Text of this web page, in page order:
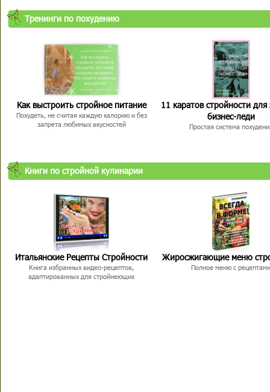
Тренинги по похудению
Как выстроить стройное питание
Похудеть, не считая каждую калорию и без
запрета любимых вкусностей
11 каратов стройности для
бизнес-леди
Простая система
Книги по стройной кулинарии
Итальянские Рецепты Стройности
Книга избранных видео-рецептов,
адаптированных для стройнеющих
Жиросжигающие меню
Полное меню с рецептами